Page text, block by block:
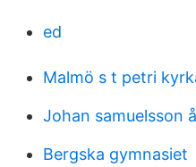
ed
Malmö s t petri
Johan samuelsson
Bergska gymnasiet